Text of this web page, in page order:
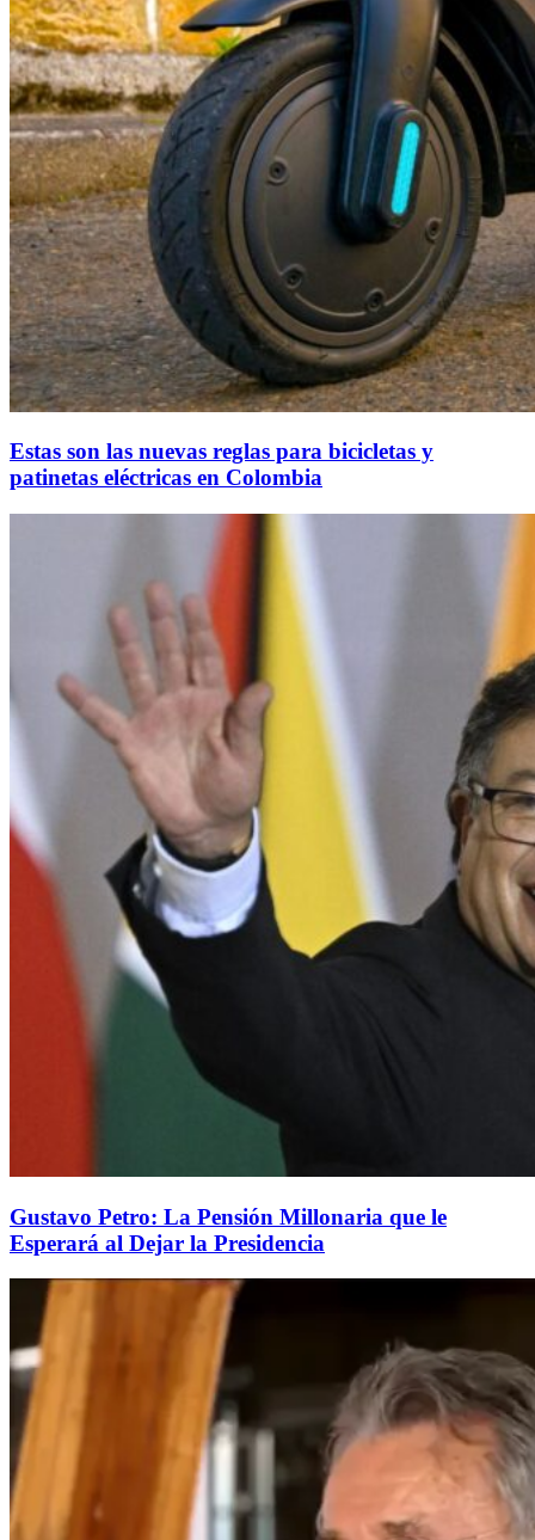
Estas son las nuevas reglas para bicicletas y
patinetas eléctricas en Colombia
Gustavo Petro: La Pensión Millonaria que le
Esperará al Dejar la Presidencia